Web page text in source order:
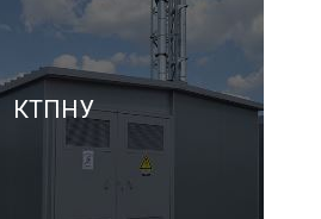
КТПНУ